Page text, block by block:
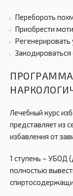
Перебороть
Приобрести
Регенерировать
Закодироваться
Лечебный курс
представляет из
избавления от
1 ступень – УБОД
полностью